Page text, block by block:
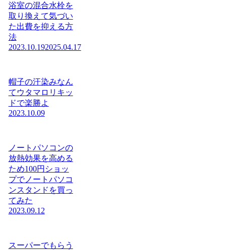
浴室の混合水栓を
取り換えて気づい
た出費を抑える方
法
2023.10.192025.04.17
帽子の汗染みなん
てウタマロリキッ
ドで楽勝よ
2023.10.09
ノートパソコンの
放熱効果を高める
ため100円ショッ
プでノートパソコ
ンスタンドを買っ
てみた
2023.09.12
スーパーでもらう